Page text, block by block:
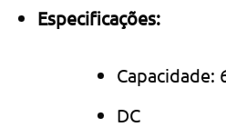
Especificações:
Capacidade:
DC